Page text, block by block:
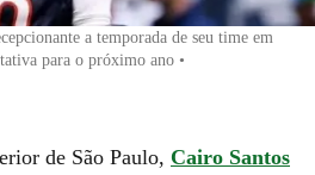
a temporada de seu time em
para o próximo ano •
de São Paulo, Cairo Santos